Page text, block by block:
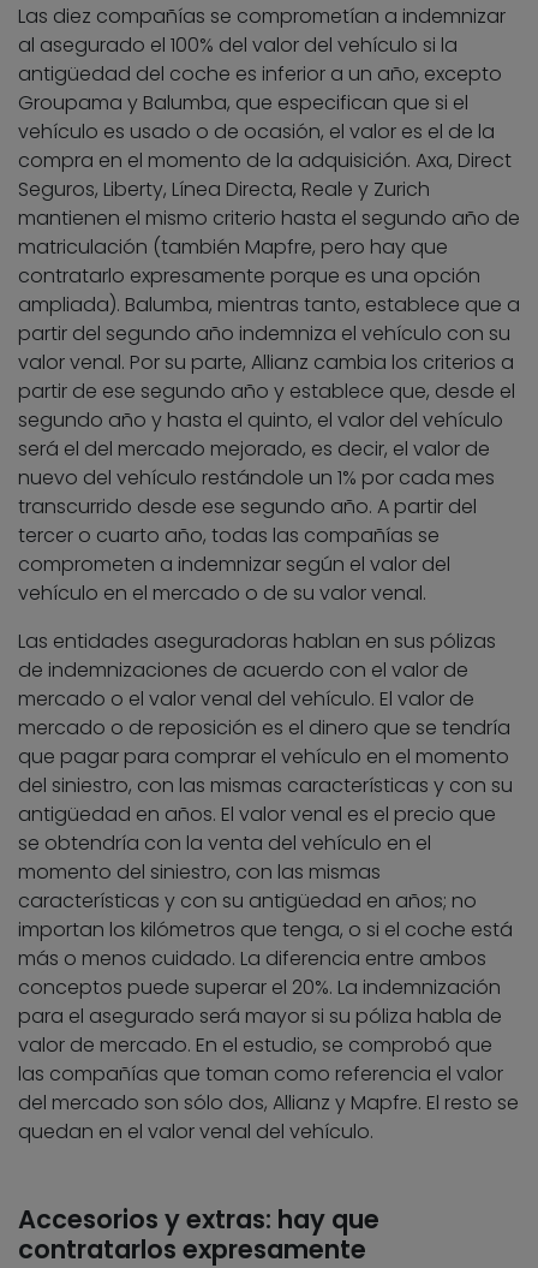
Las diez compañías se comprometían a indemnizar
al asegurado el 100% del valor del vehículo si la
antigüedad del coche es inferior a un año, excepto
Groupama y Balumba, que especifican que si el
vehículo es usado o de ocasión, el valor es el de la
compra en el momento de la adquisición. Axa, Direct
Seguros, Liberty, Línea Directa, Reale y Zurich
mantienen el mismo criterio hasta el segundo año de
matriculación (también Mapfre, pero hay que
contratarlo expresamente porque es una opción
ampliada). Balumba, mientras tanto, establece que a
partir del segundo año indemniza el vehículo con su
valor venal. Por su parte, Allianz cambia los criterios a
partir de ese segundo año y establece que, desde el
segundo año y hasta el quinto, el valor del vehículo
será el del mercado mejorado, es decir, el valor de
nuevo del vehículo restándole un 1% por cada mes
transcurrido desde ese segundo año. A partir del
tercer o cuarto año, todas las compañías se
comprometen a indemnizar según el valor del
vehículo en el mercado o de su valor venal.
Las entidades aseguradoras hablan en sus pólizas
de indemnizaciones de acuerdo con el valor de
mercado o el valor venal del vehículo. El valor de
mercado o de reposición es el dinero que se tendría
que pagar para comprar el vehículo en el momento
del siniestro, con las mismas características y con su
antigüedad en años. El valor venal es el precio que
se obtendría con la venta del vehículo en el
momento del siniestro, con las mismas
características y con su antigüedad en años; no
importan los kilómetros que tenga, o si el coche está
más o menos cuidado. La diferencia entre ambos
conceptos puede superar el 20%. La indemnización
para el asegurado será mayor si su póliza habla de
valor de mercado. En el estudio, se comprobó que
las compañías que toman como referencia el valor
del mercado son sólo dos, Allianz y Mapfre. El resto se
quedan en el valor venal del vehículo.
Accesorios y extras: hay que
contratarlos expresamente